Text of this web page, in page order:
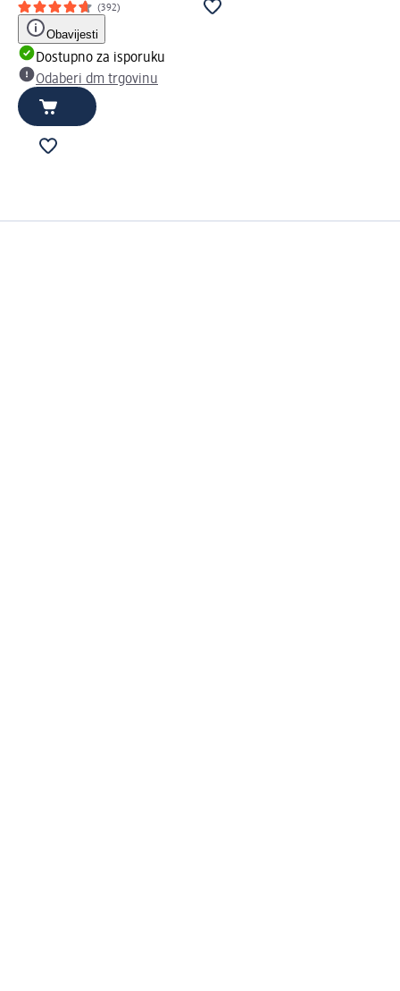
(392)
Obavijesti
Dostupno za isporuku
Odaberi dm trgovinu